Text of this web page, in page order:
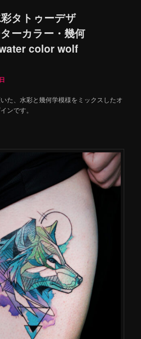
タトゥーデザ
ーカラー・幾何
color wolf
た、水彩と幾何学模様をミックスしたオ
ンです。